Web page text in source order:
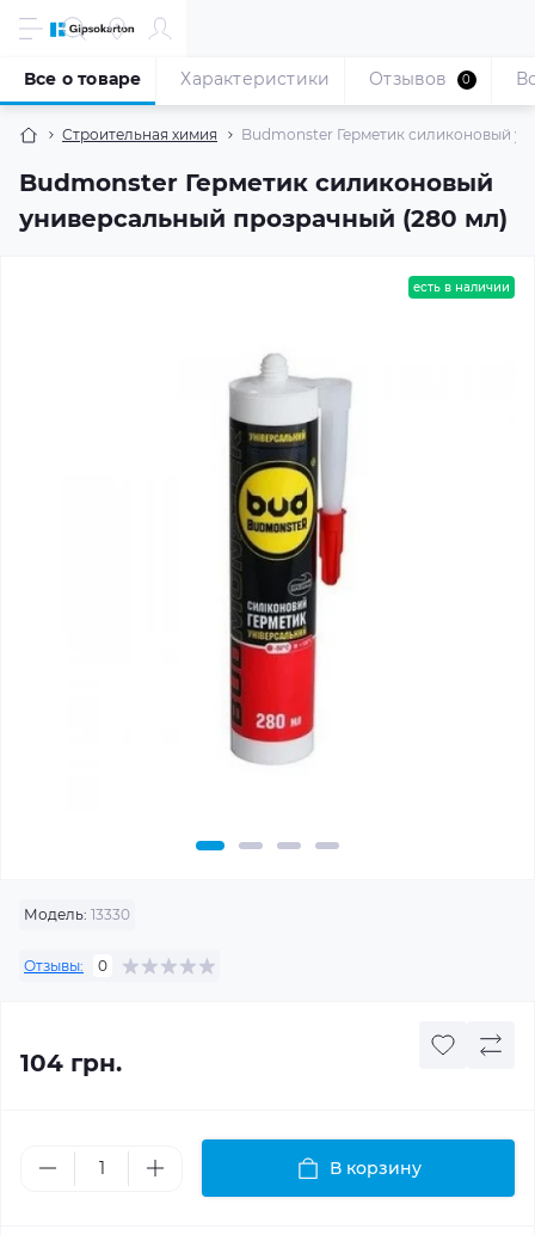
Строительная химия Budmonster Герметик силиконовый
Budmonster Герметик силиконовый
универсальный прозрачный (280 мл)
Все о товаре Характеристики Отзывов 0
есть в наличии
Модель: 13330
Отзывы: 0
104 грн.
В корзину